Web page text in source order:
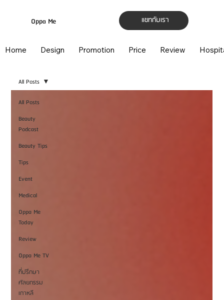
แชทกับเรา
Oppa Me
Home Design Promotion Price Review
All Posts
Beauty
Podcast
Beauty Tips
Tips
Event
Medical
Oppa Me
Today
Review
Oppa Me TV
ที่ปรึกษา
ศัลยกรรม
เกาหลี
All Posts